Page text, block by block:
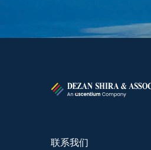
联系我们